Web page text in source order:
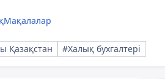
Мақалалар
Қазақстан #Халық бухгалтері